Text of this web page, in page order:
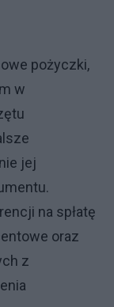
pożyczki,
w
jej
na spłatę
oraz
z